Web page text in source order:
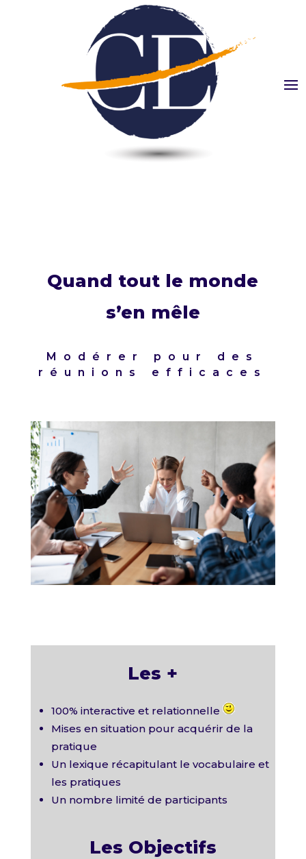
Quand tout le monde
s’en mêle
Modérer pour des
réunions efficaces
Les +
100% interactive et relationnelle
Mises en situation pour acquérir de la
pratique
Un lexique récapitulant le vocabulaire et
les pratiques
Un nombre limité de participants
Les Objectifs